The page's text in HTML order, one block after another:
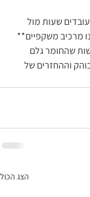
שעות מול
מרכיב משקפיים**
שהחומר גלם
וההחזרים של
הצג הכול